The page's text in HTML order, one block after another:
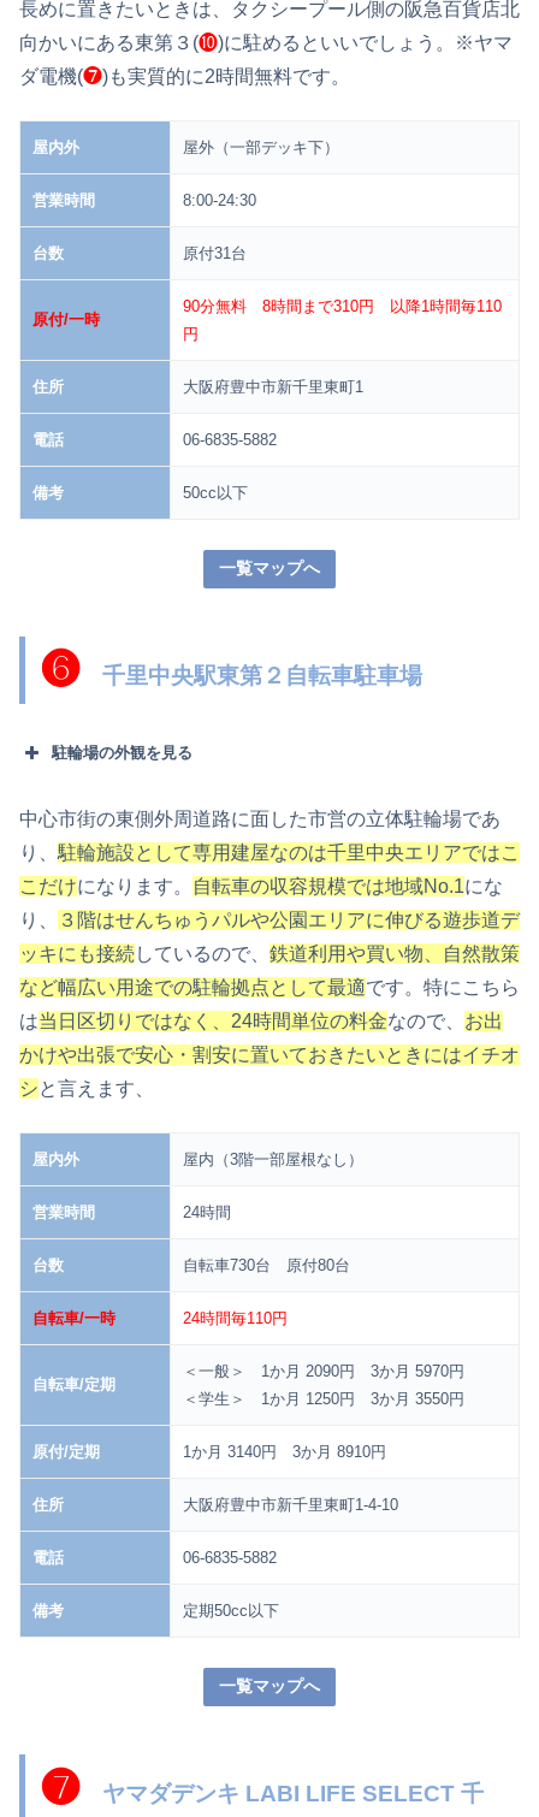
長めに置きたいときは、タクシープール側の阪急百貨店北
向かいにある東第３(❿)に駐めるといいでしょう。
※ヤマ
ダ電機(❼)も実質的に2時間無料です。
屋内外 屋外（一部デッキ下）
営業時間 8:00-24:30
台数 原付31台
原付/一時
90分無料 8時間まで310円 以降1時間毎110
円
住所 大阪府豊中市新千里東町1
電話 06-6835-5882
備考 50cc以下
一覧マップへ
❻千里中央駅東第２自転車駐車場
駐輪場の外観を見る
中心市街の東側外周道路に面した市営の立体駐輪場であ
り、 駐輪施設として専用建屋なのは千里中央エリアではこ
こだけになります。 自転車の収容規模では地域No.1にな
り、
３階はせんちゅうパルや公園エリアに伸びる遊歩道デ
ッキにも接続しているので、 鉄道利用や買い物、自然散策
など幅広い用途での駐輪拠点として最適です。特にこちら
は当日区切りではなく、24時間単位の料金なので、 お出
かけや出張で安心・割安に置いておきたいときにはイチオ
シと言えます、
屋内外 屋内（3階一部屋根なし）
営業時間 24時間
台数 自転車730台 原付80台
自転車/一時 24時間毎110円
自転車/定期
＜一般＞ 1か月 2090円 3か月 5970円
＜学生＞ 1か月 1250円 3か月 3550円
原付/定期 1か月 3140円 3か月 8910円
住所 大阪府豊中市新千里東町1-4-10
電話 06-6835-5882
備考 定期50cc以下
一覧マップへ
❼ヤマダデンキ LABI LIFE SELECT 千